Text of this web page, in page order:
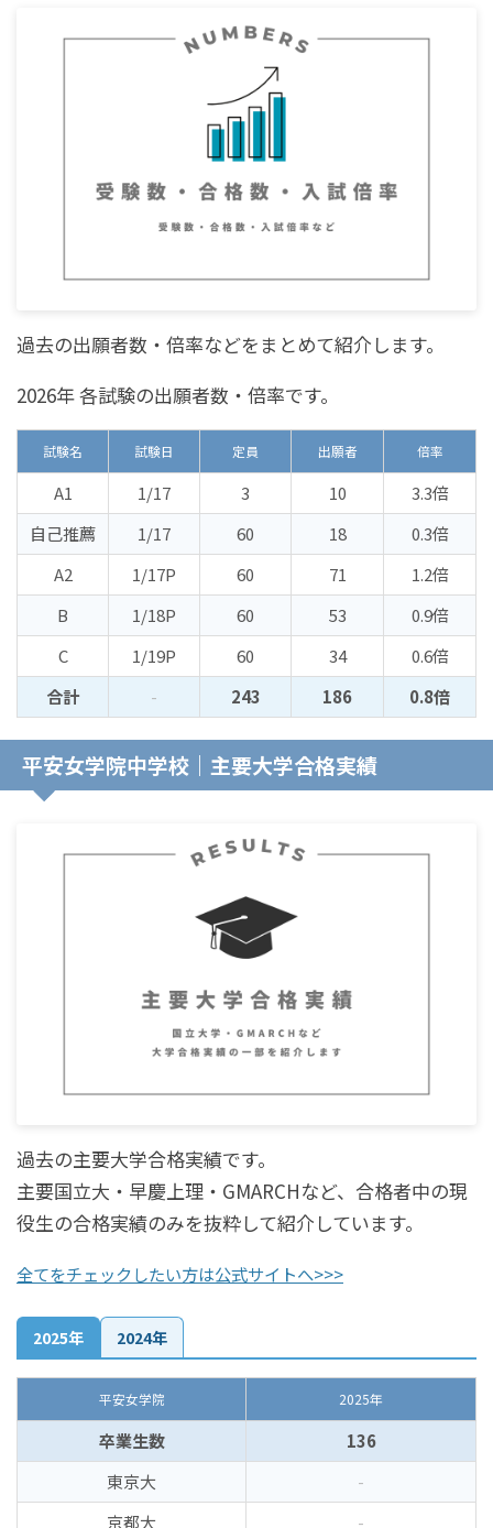
過去の出願者数・倍率などをまとめて紹介します。
2026年 各試験の出願者数・倍率です。
試験名 試験日 定員 出願者 倍率
A1 1/17 3 10
3.3倍
自己推薦
1/17 60 18
0.3倍
A2
1/17P 60 71
1.2倍
B
1/18P 60 53
0.9倍
C
1/19P 60 34
0.6倍
合計
- 243 186 0.8倍
平安女学院中学校｜主要大学合格実績
過去の主要大学合格実績です。
主要国立大・早慶上理・GMARCHなど、合格者中の現
役生の合格実績のみを抜粋して紹介しています。
全てをチェックしたい方は公式サイトへ>>>
2025年 2024年
平安女学院 2025年
卒業生数
136
東京大
-
京都大
-